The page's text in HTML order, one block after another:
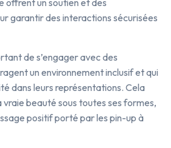
offrent un soutien et des
garantir des interactions sécurisées
de s’engager avec des
un environnement inclusif et qui
dans leurs représentations. Cela
beauté sous toutes ses formes,
positif porté par les pin-up à